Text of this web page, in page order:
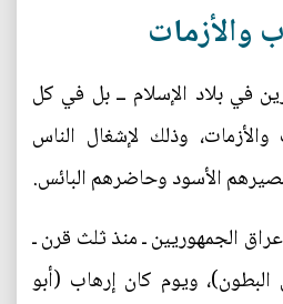
والأزمات
في بلاد الإسلام ــ بل في كل
والأزمات، وذلك لإشغال الناس
الأسود وحاضرهم البائس.
عراق الجمهوريين ـ منذ ثلث قرن ـ
ويوم كان إرهاب (أبو